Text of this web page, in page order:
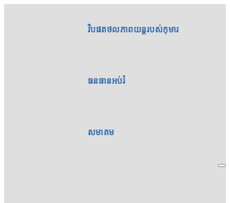
វិបផតថលភាពយន្តរបស់កុមារ
ធនធានអប់រំ
សមាគម